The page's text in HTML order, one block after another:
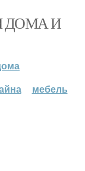
ДОМА И
мебель